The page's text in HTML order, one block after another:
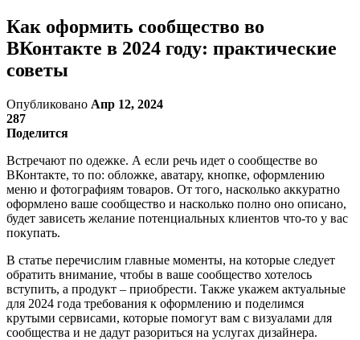
Как оформить сообщество во
ВКонтакте в 2024 году: практические
советы
Опубликовано Апр 12, 2024
287
Поделится
Встречают по одежке. А если речь идет о сообществе во
ВКонтакте, то по: обложке, аватару, кнопке, оформлению
меню и фотографиям товаров. От того, насколько аккуратно
оформлено ваше сообщество и насколько полно оно описано,
будет зависеть желание потенциальных клиентов что-то у вас
покупать.
В статье перечислим главные моменты, на которые следует
обратить внимание, чтобы в ваше сообщество хотелось
вступить, а продукт – приобрести. Также укажем актуальные
для 2024 года требования к оформлению и поделимся
крутыми сервисами, которые помогут вам с визуалами для
сообщества и не дадут разориться на услугах дизайнера.